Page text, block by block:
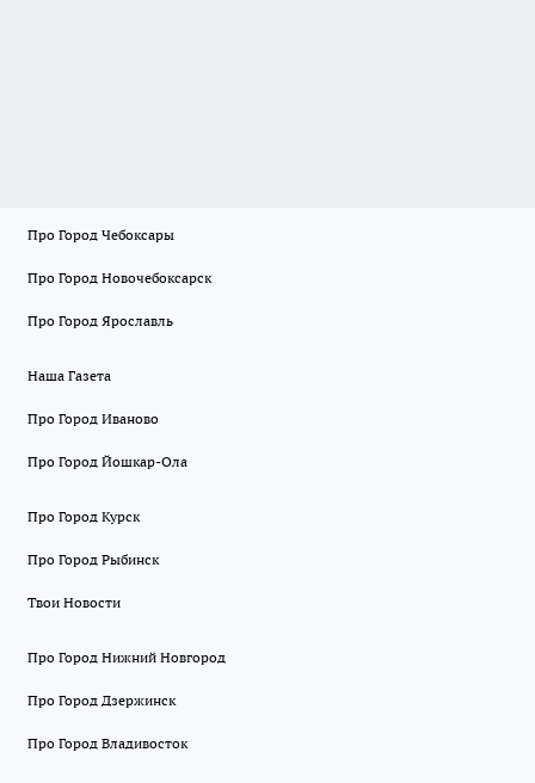
Про Город Чебоксары
Про Город Новочебоксарск
Про Город Ярославль
Наша Газета
Про Город Иваново
Про Город Йошкар-Ола
Про Город Курск
Про Город Рыбинск
Твои Новости
Про Город Нижний Новгород
Про Город Дзержинск
Про Город Владивосток